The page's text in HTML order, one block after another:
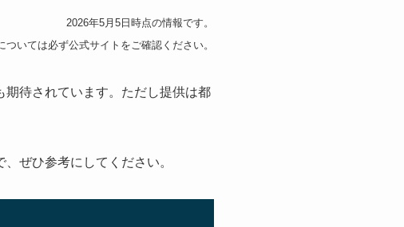
2026年5月5日時点の情報です。
ついては必ず公式サイトをご確認ください。
待されています。ただし提供は都
ぜひ参考にしてください。